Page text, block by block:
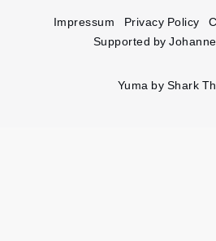
Impressum Privacy Policy
Supported by
Yuma by Shark